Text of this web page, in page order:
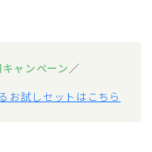
ャンペーン／
お試しセットはこちら